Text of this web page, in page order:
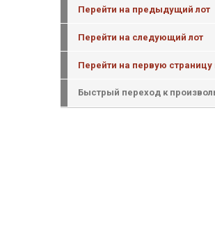
Перейти на предыдущий лот
Перейти на следующий лот
Перейти на первую страницу
Быстрый переход к